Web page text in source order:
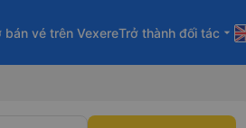
bán vé trên VexereTrở thành đối tác arrow_drop_down